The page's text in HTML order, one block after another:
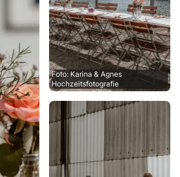
Foto: Karina & Agnes
Hochzeitsfotografie